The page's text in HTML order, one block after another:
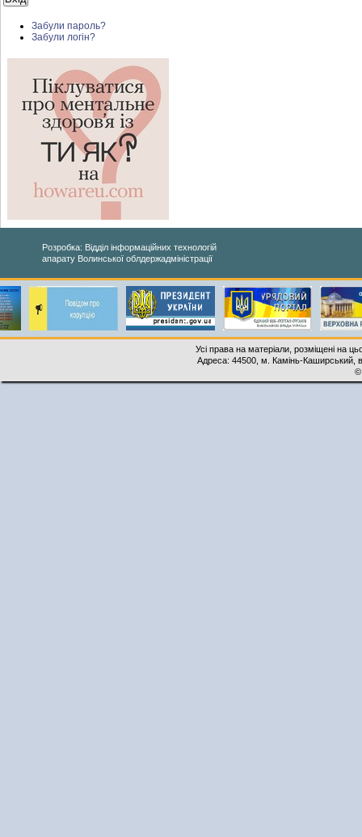
Забули пароль?
Забули логін?
Розробка: Відділ інформаційних технологій
апарату Волинської облдержадміністрації
Усі права на матеріали, розміщені на
Адреса: 44500, м. Камінь-Каширський,
©